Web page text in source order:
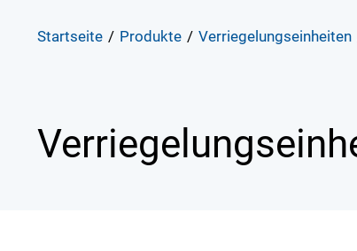
Startseite / Produkte / Verriegelungseinheiten